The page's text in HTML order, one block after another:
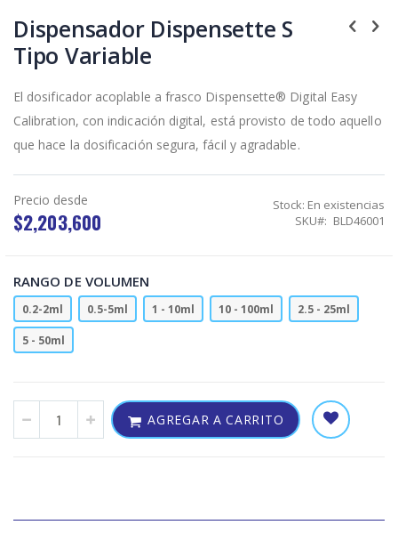
to
the
beginning
of
images
gallery
Dispensador Dispensette S
Tipo Variable
El dosificador acoplable a frasco Dispensette® Digital Easy
Calibration, con indicación digital, está provisto de todo aquello
que hace la dosificación segura, fácil y agradable.
Precio desde
$2,203,600
Stock: En existencias
SKU
BLD46001
RANGO DE VOLUMEN
0.2-2ml 0.5-5ml 1 - 10ml 10 - 100ml 2.5 - 25ml
5 - 50ml
AGREGAR A CARRITO